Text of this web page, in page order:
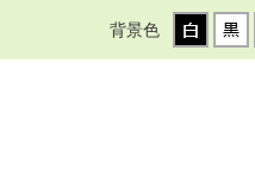
背景色